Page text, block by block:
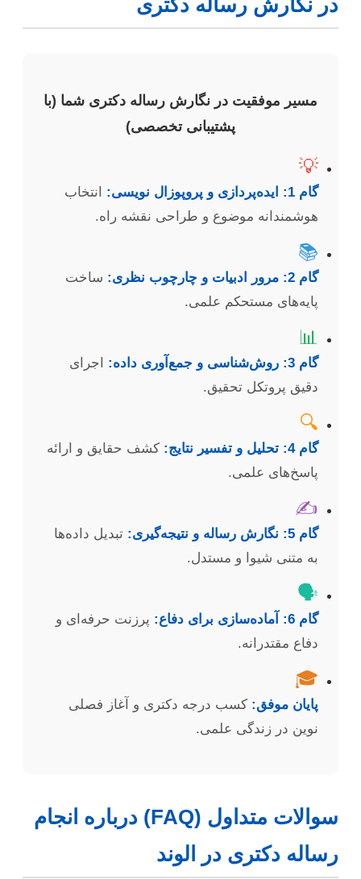
در نگارش رساله دکتری
مسیر موفقیت در نگارش رساله دکتری شما (با
پشتیبانی تخصصی)
💡
گام 1: ایده‌پردازی و پروپوزال نویسی:
انتخاب
هوشمندانه موضوع و طراحی نقشه راه.
📚
گام 2: مرور ادبیات و چارچوب نظری:
ساخت
پایه‌های مستحکم علمی.
📊
گام 3: روش‌شناسی و جمع‌آوری داده:
اجرای
دقیق پروتکل تحقیق.
🔍
گام 4: تحلیل و تفسیر نتایج:
کشف حقایق و ارائه
پاسخ‌های علمی.
✍️
گام 5: نگارش رساله و نتیجه‌گیری:
تبدیل داده‌ها
به متنی شیوا و مستدل.
🗣️
گام 6: آماده‌سازی برای دفاع:
پرزنت حرفه‌ای و
دفاع مقتدرانه.
🎓
پایان موفق: کسب درجه دکتری و آغاز فصلی
نوین در زندگی علمی.
سوالات متداول (FAQ) درباره انجام
رساله دکتری در الوند